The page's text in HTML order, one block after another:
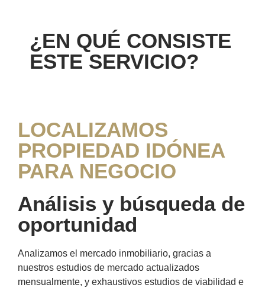
¿EN QUÉ CONSISTE
ESTE SERVICIO?
LOCALIZAMOS
PROPIEDAD IDÓNEA
PARA NEGOCIO
Análisis y búsqueda de
oportunidad
Analizamos el mercado inmobiliario, gracias a
nuestros estudios de mercado actualizados
mensualmente, y exhaustivos estudios de viabilidad e